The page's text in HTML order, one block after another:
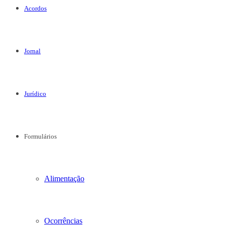
Acordos
Jornal
Jurídico
Formulários
Alimentação
Ocorrências